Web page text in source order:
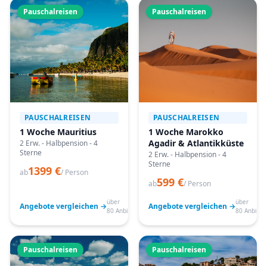
Pauschalreisen
PAUSCHALREISEN
1 Woche Mauritius
2 Erw. - Halbpension - 4
Sterne
ab1399 €/ Person
Angebote vergleichen →über
80 Anbieter
Pauschalreisen
PAUSCHALREISEN
1 Woche Marokko
Agadir & Atlantikküste
2 Erw. - Halbpension - 4
Sterne
ab599 €/ Person
Angebote vergleichen →über
80
Pauschalreisen Pauschalreisen